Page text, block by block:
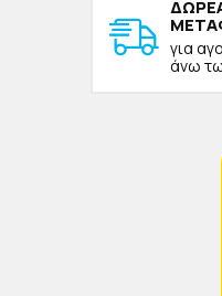
για
άνω